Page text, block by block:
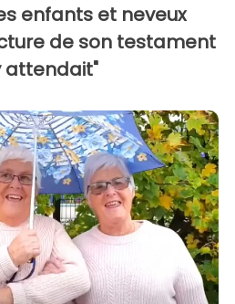
enfants et neveux
de son testament
attendait"